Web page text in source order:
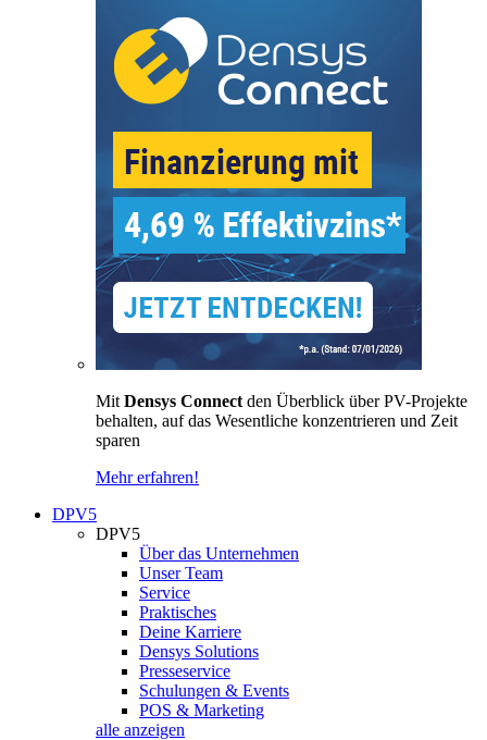
Mit Densys Connect den Überblick über PV-Projekte
behalten, auf das Wesentliche konzentrieren und Zeit
sparen
Mehr erfahren!
DPV5
DPV5
Über das Unternehmen
Unser Team
Service
Praktisches
Deine Karriere
Densys Solutions
Presseservice
Schulungen & Events
POS & Marketing
alle anzeigen